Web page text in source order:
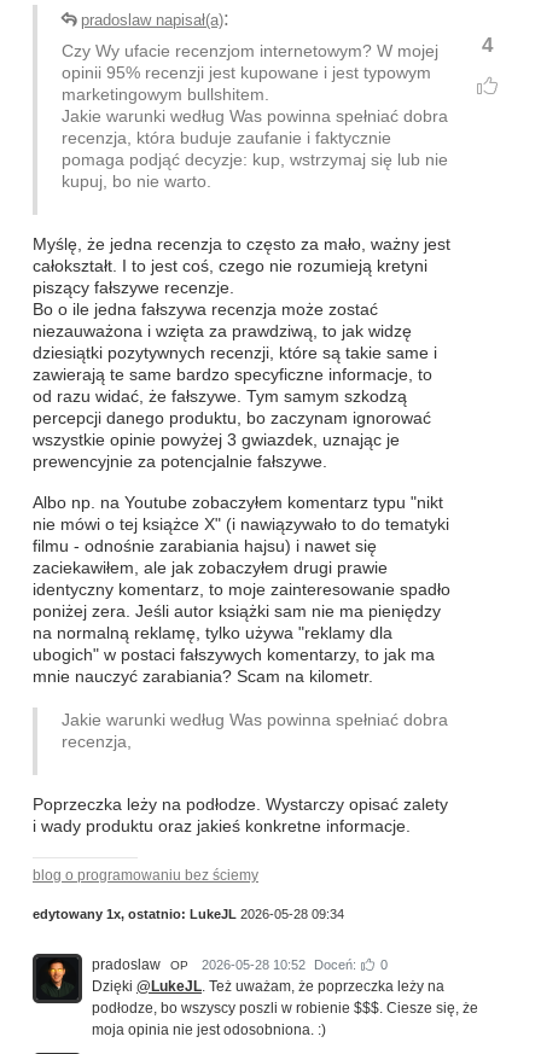
4
pradoslaw napisał(a):
Czy Wy ufacie recenzjom internetowym? W mojej
opinii 95% recenzji jest kupowane i jest typowym
marketingowym bullshitem.
Jakie warunki według Was powinna spełniać dobra
recenzja, która buduje zaufanie i faktycznie
pomaga podjąć decyzje: kup, wstrzymaj się lub nie
kupuj, bo nie warto.
Myślę, że jedna recenzja to często za mało, ważny jest
całokształt. I to jest coś, czego nie rozumieją kretyni
piszący fałszywe recenzje.
Bo o ile jedna fałszywa recenzja może zostać
niezauważona i wzięta za prawdziwą, to jak widzę
dziesiątki pozytywnych recenzji, które są takie same i
zawierają te same bardzo specyficzne informacje, to
od razu widać, że fałszywe. Tym samym szkodzą
percepcji danego produktu, bo zaczynam ignorować
wszystkie opinie powyżej 3 gwiazdek, uznając je
prewencyjnie za potencjalnie fałszywe.
Albo np. na Youtube zobaczyłem komentarz typu "nikt
nie mówi o tej książce X" (i nawiązywało to do tematyki
filmu - odnośnie zarabiania hajsu) i nawet się
zaciekawiłem, ale jak zobaczyłem drugi prawie
identyczny komentarz, to moje zainteresowanie spadło
poniżej zera. Jeśli autor książki sam nie ma pieniędzy
na normalną reklamę, tylko używa "reklamy dla
ubogich" w postaci fałszywych komentarzy, to jak ma
mnie nauczyć zarabiania? Scam na kilometr.
Jakie warunki według Was powinna spełniać dobra
recenzja,
Poprzeczka leży na podłodze. Wystarczy opisać zalety
i wady produktu oraz jakieś konkretne informacje.
blog o programowaniu bez ściemy
edytowany 1x, ostatnio: LukeJL 2026-05-28 09:34
pradoslaw OP 2026-05-28 10:52 Doceń: 0
Dzięki @LukeJL. Też uważam, że poprzeczka leży na
podłodze, bo wszyscy poszli w robienie $$$. Ciesze się, że
moja opinia nie jest odosobniona. :)